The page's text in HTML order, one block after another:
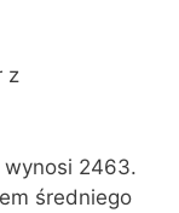
z
2463.
średniego